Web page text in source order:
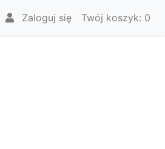
Zaloguj się Twój koszyk: 0